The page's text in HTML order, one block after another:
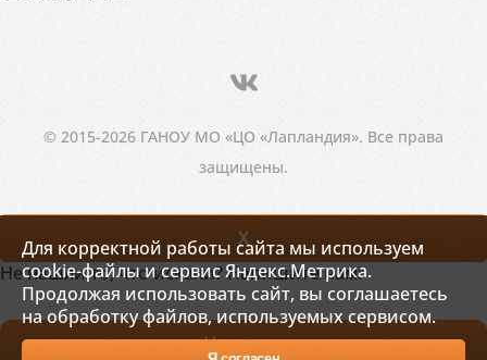
© 2015-2026 ГАНОУ МО «ЦО «Лапландия». Все права
защищены.
Для корректной работы сайта мы используем
cookie-файлы и сервис Яндекс.Метрика.
Продолжая использовать сайт, вы соглашаетесь
на обработку файлов, используемых сервисом.
X
Не нашли то, что искали? Напишите нам!
Написать